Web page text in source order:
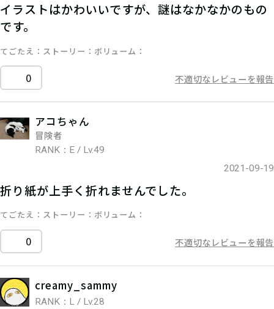
イラストはかわいいですが、謎はなかなかのもの
です。
てごたえ ストーリー ボリューム
0 不適切なレビューを報告
アコちゃん
冒険者
RANK：E / Lv.49
2021-09-19
折り紙が上手く折れませんでした。
てごたえ ストーリー ボリューム
0 不適切なレビューを報告
creamy_sammy
RANK：L / Lv.28